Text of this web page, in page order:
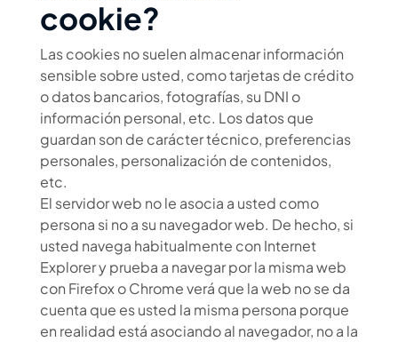
cookie?
Las cookies no suelen almacenar información
sensible sobre usted, como tarjetas de crédito
o datos bancarios, fotografías, su DNI o
información personal, etc. Los datos que
guardan son de carácter técnico, preferencias
personales, personalización de contenidos,
etc.
El servidor web no le asocia a usted como
persona si no a su navegador web. De hecho, si
usted navega habitualmente con Internet
Explorer y prueba a navegar por la misma web
con Firefox o Chrome verá que la web no se da
cuenta que es usted la misma persona porque
en realidad está asociando al navegador, no a la